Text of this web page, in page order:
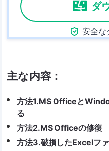
ダ
 安全な
主な内容：
方法1.MS Officeと
る
方法2.MS Officeの修復
方法3.破損したExcelフ